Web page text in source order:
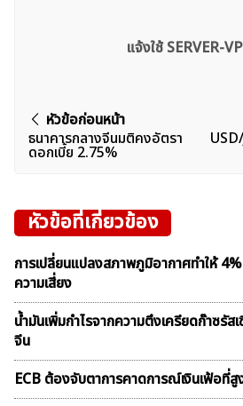
แจ้งใช้ SERVER-
แนะแนว
เรื่อง
หัวข้อก่อนหน้า
ธนาคารกลางจีนมติคงอัตรา
ดอกเบี้ย 2.75%
หัวข้อที่เกี่ยวข้อง
การเปลี่ยนแปลงสภาพภูมิอากาศทำให้
ความเสี่ยง
น้ำมันเพิ่มกำไรจากความตึงเครียดก๊าซรัส
จีน
ECB ต้องจับตาการคาดการณ์เงินเฟ้อที่สู